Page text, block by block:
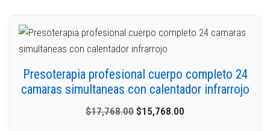
Presoterapia profesional cuerpo completo 24
camaras simultaneas con calentador infrarrojo
$17,768.00 $15,768.00